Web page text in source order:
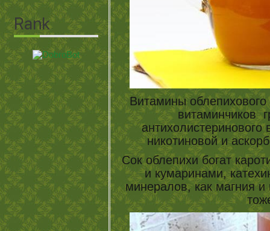
Витамины
витаминчиков
антихолистеринового
никотиновой и
Сок облепихи богат
и кумаринами,
минералов, как магния